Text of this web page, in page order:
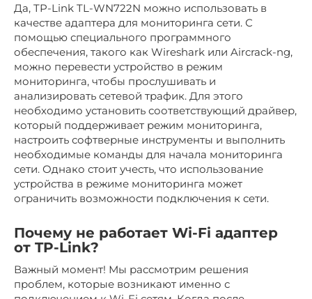
Да, TP-Link TL-WN722N можно использовать в
качестве адаптера для мониторинга сети. С
помощью специального программного
обеспечения, такого как Wireshark или Aircrack-ng,
можно перевести устройство в режим
мониторинга, чтобы прослушивать и
анализировать сетевой трафик. Для этого
необходимо установить соответствующий драйвер,
который поддерживает режим мониторинга,
настроить софтверные инструменты и выполнить
необходимые команды для начала мониторинга
сети. Однако стоит учесть, что использование
устройства в режиме мониторинга может
ограничить возможности подключения к сети.
Почему не работает Wi-Fi адаптер
от TP-Link?
Важный момент! Мы рассмотрим решения
проблем, которые возникают именно с